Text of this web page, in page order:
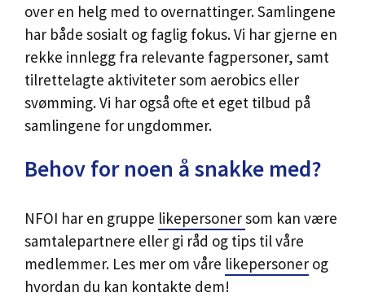
over en helg med to overnattinger. Samlingene
har både sosialt og faglig fokus. Vi har gjerne en
rekke innlegg fra relevante fagpersoner, samt
tilrettelagte aktiviteter som aerobics eller
svømming. Vi har også ofte et eget tilbud på
samlingene for ungdommer.
Behov for noen å snakke med?
NFOI har en gruppe likepersonersom kan være
samtalepartnere eller gi råd og tips til våre
medlemmer. Les mer om våre likepersoner og
hvordan du kan kontakte dem!